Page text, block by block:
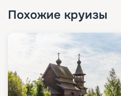
Похожие круизы